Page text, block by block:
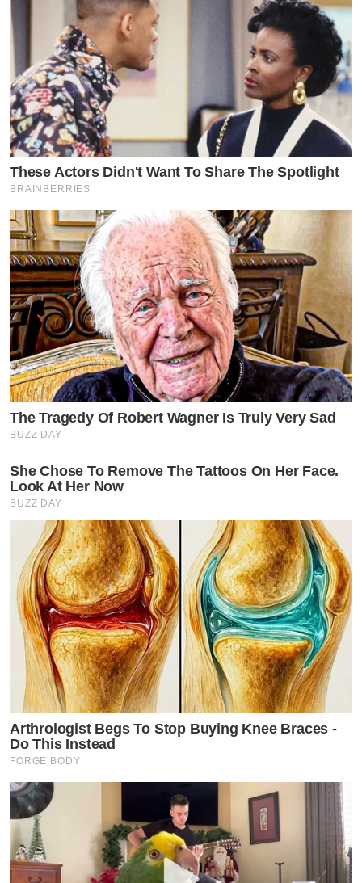
These Actors Didn't Want To Share The Spotlight
BRAINBERRIES
The Tragedy Of Robert Wagner Is Truly Very Sad
BUZZ DAY
She Chose To Remove The Tattoos On Her Face.
Look At Her Now
BUZZ DAY
Arthrologist Begs To Stop Buying Knee Braces -
Do This Instead
FORGE BODY